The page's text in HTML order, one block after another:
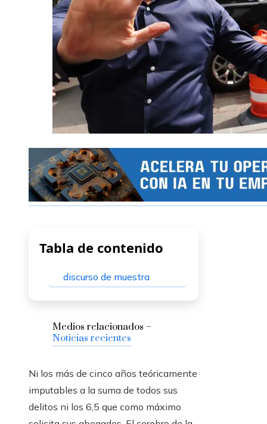
Tabla de contenido
discurso de muestra
Medios relacionados –
Noticias recientes
Ni los más de cinco años teóricamente
imputables a la suma de todos sus
delitos ni los 6,5 que como máximo